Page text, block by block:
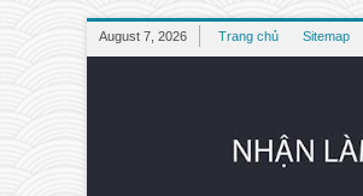
August 7, 2026 Trang chủ Sitemap